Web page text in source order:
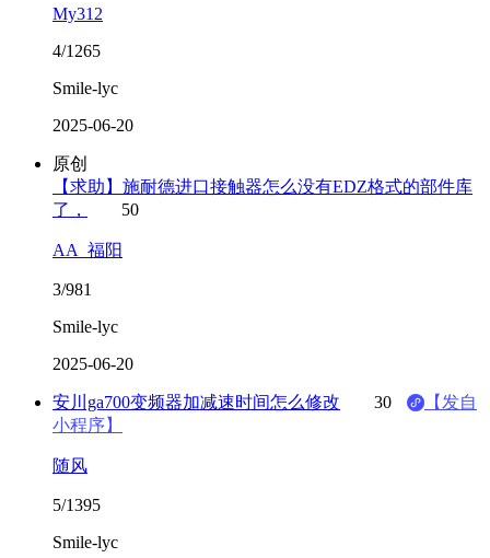
My312
4/1265
Smile-lyc
2025-06-20
原创
【求助】施耐德进口接触器怎么没有EDZ格式的部件库
了，
50
AA_福阳
3/981
Smile-lyc
2025-06-20
安川ga700变频器加减速时间怎么修改 30
【发自
小程序】
随风
5/1395
Smile-lyc